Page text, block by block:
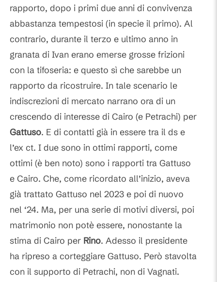
rapporto, dopo i primi due anni di convivenza
abbastanza tempestosi (in specie il primo). Al
contrario, durante il terzo e ultimo anno in
granata di Ivan erano emerse grosse frizioni
con la tifoseria: e questo sì che sarebbe un
rapporto da ricostruire. In tale scenario le
indiscrezioni di mercato narrano ora di un
crescendo di interesse di Cairo (e Petrachi) per
Gattuso. E di contatti già in essere tra il ds e
l’ex ct. I due sono in ottimi rapporti, come
ottimi (è ben noto) sono i rapporti tra Gattuso
e Cairo. Che, come ricordato all’inizio, aveva
già trattato Gattuso nel 2023 e poi di nuovo
nel ‘24. Ma, per una serie di motivi diversi, poi
matrimonio non potè essere, nonostante la
stima di Cairo per Rino. Adesso il presidente
ha ripreso a corteggiare Gattuso. Però stavolta
con il supporto di Petrachi, non di Vagnati.